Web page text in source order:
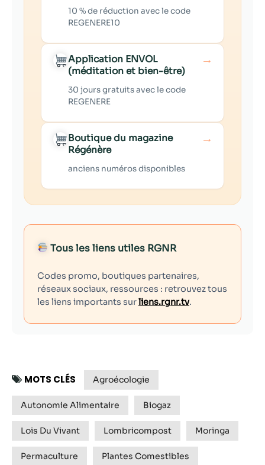
10 % de réduction avec le code
REGENERE10
Application ENVOL
(méditation et bien-être)
30 jours gratuits avec le code
REGENERE
→
Boutique du magazine
Régénère
anciens numéros disponibles
→
Tous les liens utiles RGNR
Codes promo, boutiques partenaires,
réseaux sociaux, ressources : retrouvez tous
les liens importants surliens.rgnr.tv.
MOTS CLÉS Agroécologie
Autonomie Alimentaire Biogaz
Lois Du Vivant Lombricompost Moringa
Permaculture Plantes Comestibles